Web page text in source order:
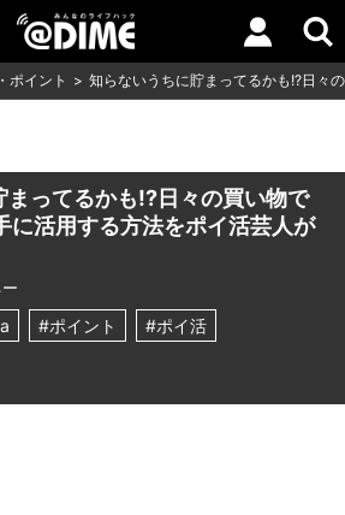
ポイント 知らないうちに貯まってるかも!?日々
まってるかも!?日々の買い物で
に活用する方法をポイ活芸人が
#ポイント #ポイ活